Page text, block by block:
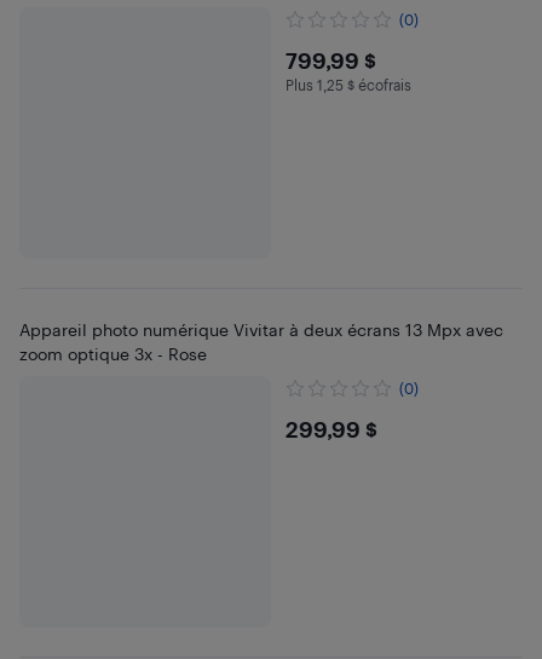
(0)
$799.99
799,99 $
Plus 1.25 $ en écofrais
Plus 1,25 $ écofrais
Appareil photo numérique Vivitar à deux écrans 13 Mpx avec
zoom optique 3x - Rose
(0)
$299.99
299,99 $